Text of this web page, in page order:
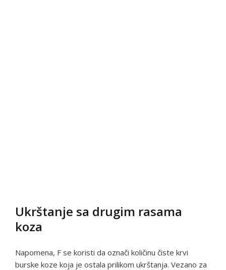
Ukrštanje sa drugim rasama
koza
Napomena, F se koristi da označi količinu čiste krvi
burske koze koja je ostala prilikom ukrštanja. Vezano za